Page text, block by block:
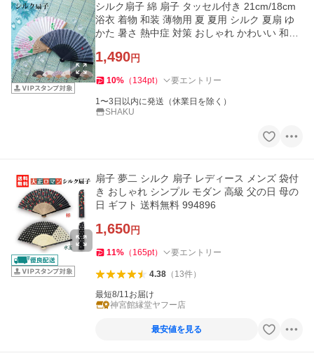
シルク扇子 綿 扇子 タッセル付き 21cm/18cm
浴衣 着物 和装 薄物用 夏 夏用 シルク 夏扇 ゆ
かた 暑さ 熱中症 対策 おしゃれ かわいい 和小
1,490円
10% （ 134pt） 要エントリー
1〜3日以内に発送（休業日を除く）
SHAKU
扇子 夢二 シルク 扇子 レディース メンズ 袋付
き おしゃれ シンプル モダン 高級 父の日 母の
日 ギフト 送料無料 994896
1,650円
11% （ 165pt） 要エントリー
4.38（ 13件）
最短8/11お届け
神宮館縁堂ヤフー店
最安値を見る